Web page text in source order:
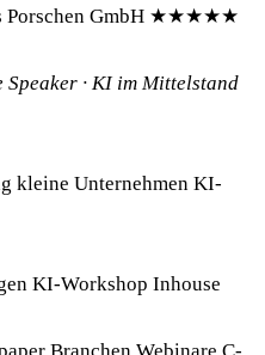
Porschen GmbH ★★★★★
Speaker · KI im Mittelstand
kleine Unternehmen KI-
KI-Workshop Inhouse